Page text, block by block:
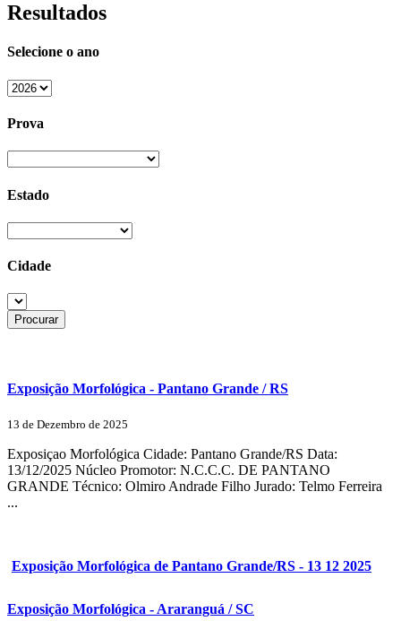
Resultados
Selecione o ano
Prova
Estado
Cidade
Exposição Morfológica - Pantano Grande / RS
13 de Dezembro de 2025
Exposiçao Morfológica Cidade: Pantano Grande/RS Data:
13/12/2025 Núcleo Promotor: N.C.C.C. DE PANTANO
GRANDE Técnico: Olmiro Andrade Filho Jurado: Telmo Ferreira
...
Exposição Morfológica de Pantano Grande/RS - 13 12 2025
Exposição Morfológica - Araranguá / SC